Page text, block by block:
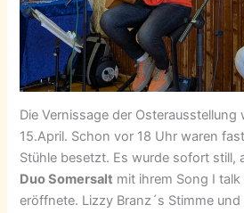
Die Vernissage der Osterausstellung
15.April. Schon vor 18 Uhr waren
Stühle besetzt. Es wurde sofort still,
Duo Somersalt mit ihrem Song I
eröffnete. Lizzy Branz´s Stimme und